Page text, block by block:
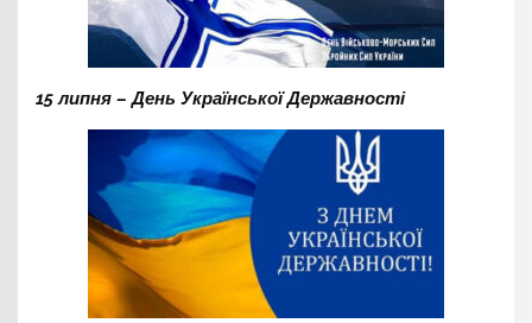
15 липня – День Української Державності